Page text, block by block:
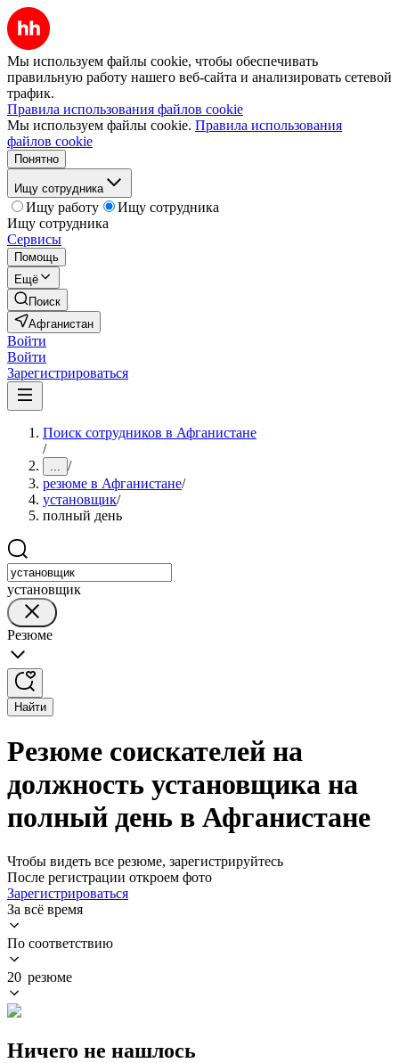
Мы используем файлы cookie, чтобы обеспечивать
правильную работу нашего веб-сайта и анализировать сетевой
трафик.
Правила использования файлов cookie
Мы используем файлы cookie. Правила использования
файлов cookie
Понятно
Ищу сотрудника
Ищу работу
Ищу сотрудника
Ищу сотрудника
Сервисы
Помощь
Ещё
Поиск
Афганистан
Войти
Войти
Зарегистрироваться
Поиск сотрудников в Афганистане
/
... /
резюме в Афганистане/
установщик/
полный день
установщик
Резюме
Найти
Резюме соискателей на
должность установщика на
полный день в Афганистане
Чтобы видеть все резюме, зарегистрируйтесь
После регистрации откроем фото
Зарегистрироваться
За всё время
По соответствию
20 резюме
Ничего не нашлось